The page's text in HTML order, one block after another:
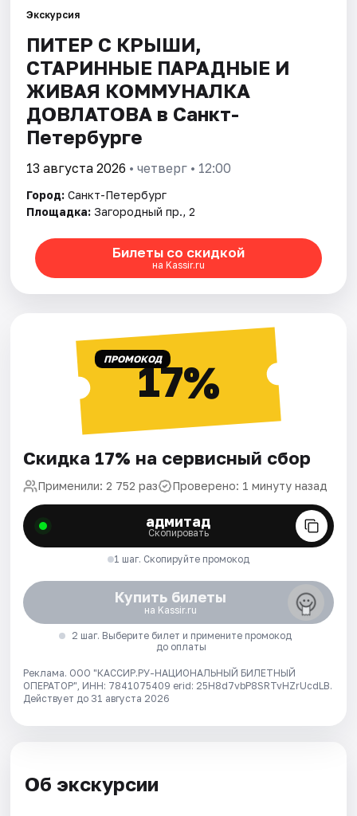
Города
Площадки
Артисты
Рейтинги
Экскурсия
ПИТЕР С КРЫШИ,
СТАРИННЫЕ ПАРАДНЫЕ И
ЖИВАЯ КОММУНАЛКА
ДОВЛАТОВА в Санкт-
Петербурге
13 августа 2026 • четверг • 12:00
Город: Санкт-Петербург
Площадка: Загородный пр., 2
Билеты со скидкой
на Kassir.ru
ПРОМОКОД17%
Скидка 17% на сервисный сбор
Применили: 2 752 раз Проверено: 1 минуту назад
адмитад
Скопировать
1 шаг. Скопируйте промокод
Купить билеты
на Kassir.ru
2 шаг. Выберите билет и примените промокод
до оплаты
Реклама. ООО "КАССИР.РУ-НАЦИОНАЛЬНЫЙ БИЛЕТНЫЙ
ОПЕРАТОР", ИНН: 7841075409 erid: 25H8d7vbP8SRTvHZrUcdLB.
Действует до 31 августа 2026
Об экскурсии